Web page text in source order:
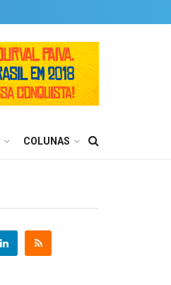
COLUNAS